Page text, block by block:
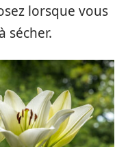
lorsque vous
sécher.